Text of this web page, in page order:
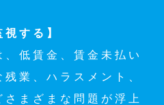
視する】
低賃金、賃金未払い
業、ハラスメント、
まざまな問題が浮上